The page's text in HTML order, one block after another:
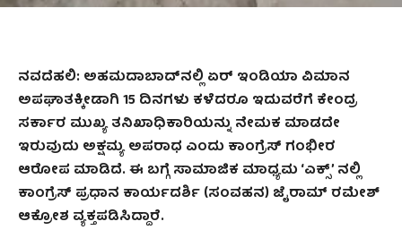
ನವದೆಹಲಿ: ಅಹಮದಾಬಾದ್‌ನಲ್ಲಿ ಏರ್ ಇಂಡಿಯಾ ವಿಮಾನ
ಅಪಘಾತಕ್ಕೀಡಾಗಿ 15 ದಿನಗಳು ಕಳೆದರೂ ಇದುವರೆಗೆ ಕೇಂದ್ರ
ಸರ್ಕಾರ ಮುಖ್ಯ ತನಿಖಾಧಿಕಾರಿಯನ್ನು ನೇಮಕ ಮಾಡದೇ
ಇರುವುದು ಅಕ್ಷಮ್ಯ ಅಪರಾಧ ಎಂದು ಕಾಂಗ್ರೆಸ್ ಗಂಭೀರ
ಆರೋಪ ಮಾಡಿದೆ. ಈ ಬಗ್ಗೆ ಸಾಮಾಜಿಕ ಮಾಧ್ಯಮ ‘ಎಕ್ಸ್‌’ ನಲ್ಲಿ
ಕಾಂಗ್ರೆಸ್ ಪ್ರಧಾನ ಕಾರ್ಯದರ್ಶಿ (ಸಂವಹನ) ಜೈರಾಮ್ ರಮೇಶ್
ಆಕ್ರೋಶ ವ್ಯಕ್ತಪಡಿಸಿದ್ದಾರೆ.